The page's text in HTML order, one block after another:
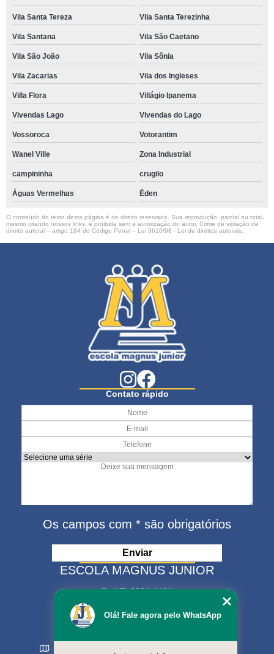
Vila Santa Tereza Vila Santa Terezinha
Vila Santana Vila São Caetano
Vila São João Vila Sônia
Vila Zacarias Vila dos Ingleses
Villa Flora Villágio Ipanema
Vivendas Lago Vivendas do Lago
Vossoroca Votorantim
Wanel Ville Zona Industrial
campininha crugilo
Águas Vermelhas Éden
O conteúdo do texto desta página é de direito reservado. Sua reprodução, parcial ou total,
mesmo citando nossos links, é proibida sem a autorização do autor. Crime de violação de
direito autoral – artigo 184 do Código Penal – Lei 9610/98 - Lei de direitos autorais
Contato rápido
Os campos com * são obrigatórios
ESCOLA MAGNUS JUNIOR
(15) 3321-4401
(15) 99630-9333
matriculas@escolamagnus.com.br
Olá! Fale agora pelo WhatsApp